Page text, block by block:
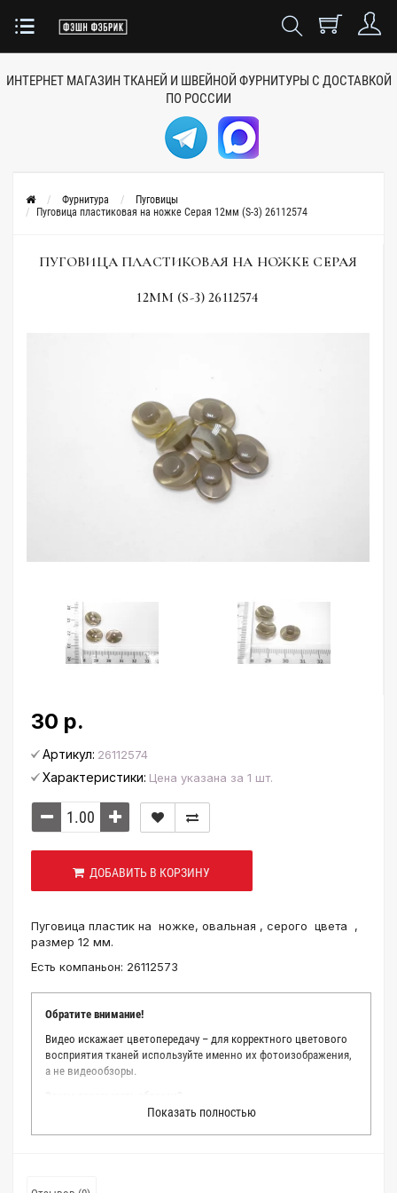
ИНТЕРНЕТ МАГАЗИН ТКАНЕЙ И ШВЕЙНОЙ ФУРНИТУРЫ С ДОСТАВКОЙ
ПО РОССИИ
Фурнитура
Пуговицы
Пуговица пластиковая на ножке Серая 12мм (S-3) 26112574
ПУГОВИЦА ПЛАСТИКОВАЯ НА НОЖКЕ СЕРАЯ
12ММ (S-3) 26112574
30 р.
Артикул: 26112574
Характеристики: Цена указана за 1 шт.
ДОБАВИТЬ В КОРЗИНУ
Пуговица пластик на ножке, овальная , серого цвета ,
размер 12 мм.
Есть компаньон: 26112573
Обратите внимание!
Видео искажает цветопередачу – для корректного цветового
восприятия тканей используйте именно их фотоизображения,
а не видеообзоры.
Мы делаем все возможное, чтобы точно описать цвет каждой
ткани из нашего каталога. Мы осматриваем и фотографируем
Показать полностью